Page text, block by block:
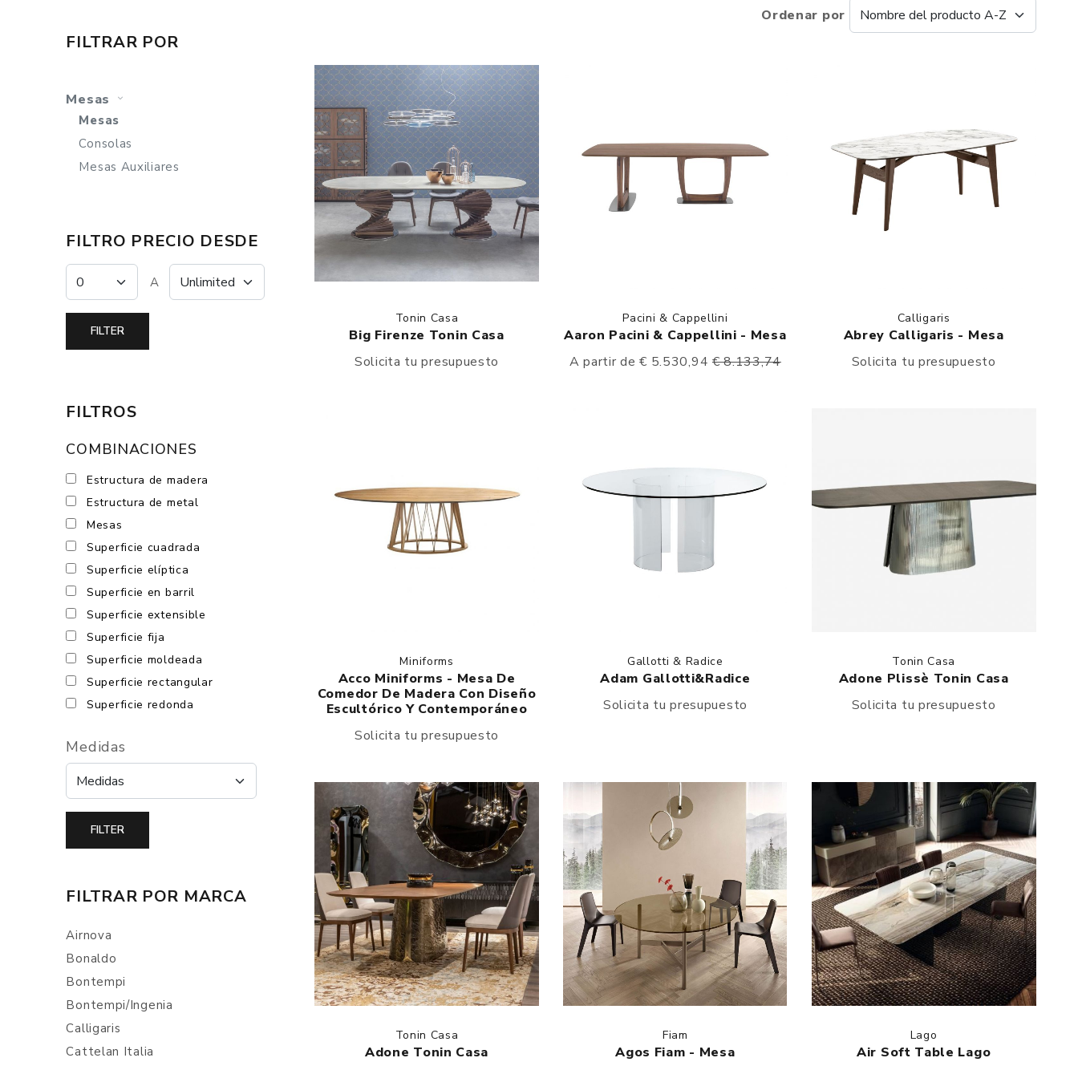
Ordenar por
Tonin Casa
Big Firenze Tonin Casa
Solicita tu presupuesto
Pacini & Cappellini
Aaron Pacini & Cappellini - Mesa
A partir de € 5.530,94 € 8.133,74
Calligaris
Abrey Calligaris - Mesa
Solicita tu presupuesto
Miniforms
Acco Miniforms - Mesa De
Comedor De Madera Con Diseño
Escultórico Y Contemporáneo
Solicita tu presupuesto
Gallotti & Radice
Adam Gallotti&Radice
Solicita tu presupuesto
Tonin Casa
Adone Plissè Tonin Casa
Solicita tu presupuesto
Tonin Casa
Adone Tonin Casa
Fiam
Agos Fiam - Mesa
Lago
Air Soft Table Lago
FILTRAR POR
Mesas
Mesas
Consolas
Mesas Auxiliares
FILTRO PRECIO DESDE
A
FILTROS
COMBINACIONES
Estructura de madera
Estructura de metal
Mesas
Superficie cuadrada
Superficie elíptica
Superficie en barril
Superficie extensible
Superficie fija
Superficie moldeada
Superficie rectangular
Superficie redonda
Medidas
FILTRAR POR MARCA
Airnova
Bonaldo
Bontempi
Bontempi/Ingenia
Calligaris
Cattelan Italia